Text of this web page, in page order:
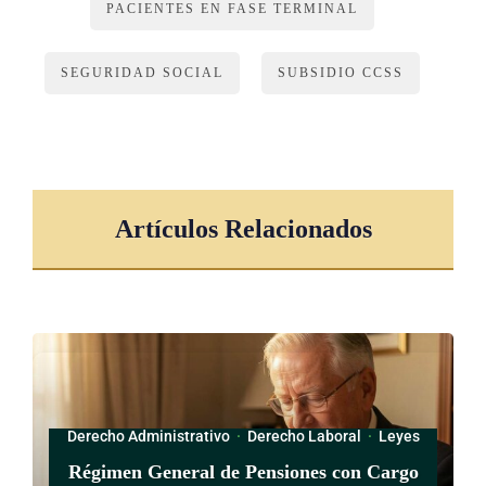
razones:
b) Solicitud del propio paciente.
c) Alguna condición desfavorable que afecte al enfermo y
PACIENTES EN FASE TERMINAL
SEGURIDAD SOCIAL SUBSIDIO CCSS
Artículos Relacionados
Derecho Administrativo· Derecho Laboral · Leyes
Régimen General de Pensiones con Cargo